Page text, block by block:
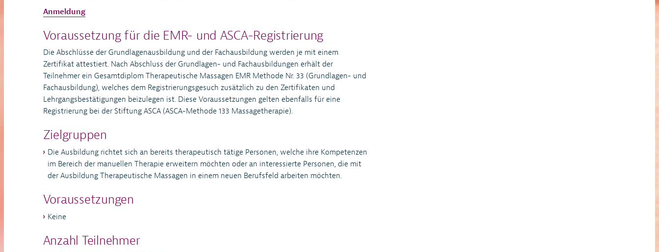
Anmeldung
Voraussetzung für die EMR- und ASCA-Registrierung
Die Abschlüsse der Grundlagenausbildung und der Fachausbildung werden je mit einem
Zertifikat attestiert. Nach Abschluss der Grundlagen- und Fachausbildungen erhält der
Teilnehmer ein Gesamtdiplom Therapeutische Massagen EMR Methode Nr. 33 (Grundlagen- und
Fachausbildung), welches dem Registrierungsgesuch zusätzlich zu den Zertifikaten und
Lehrgangsbestätigungen beizulegen ist. Diese Voraussetzungen gelten ebenfalls für eine
Registrierung bei der Stiftung ASCA (ASCA-Methode 133 Massagetherapie).
Zielgruppen
Die Ausbildung richtet sich an bereits therapeutisch tätige Personen, welche ihre Kompetenzen
im Bereich der manuellen Therapie erweitern möchten oder an interessierte Personen, die mit
der Ausbildung Therapeutische Massagen in einem neuen Berufsfeld arbeiten möchten.
Voraussetzungen
Keine
Anzahl Teilnehmer